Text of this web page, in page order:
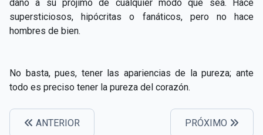
daño a su prójimo de cualquier modo que sea. Hace
supersticiosos, hipócritas o fanáticos, pero no hace
hombres de bien.
No basta, pues, tener las apariencias de la pureza; ante
todo es preciso tener la pureza del corazón.
ANTERIOR PRÓXIMO